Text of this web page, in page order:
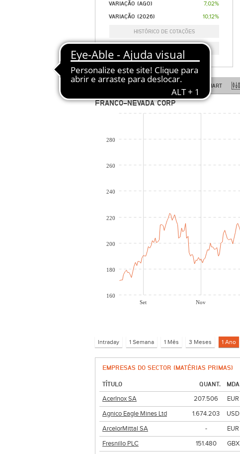
VARIAÇÃO (AGO) 7,02%
VARIAÇÃO (2026) 10,12%
HISTÓRICO DE COTAÇÕES
LINE CHART CANDLESTICK CHART
FRANCO-NEVADA CORP
Set Nov
160
180
200
220
240
260
280
EMPRESAS DO SECTOR (MATÉRIAS PRIMAS)
TÍTULO QUANT. MDA
AcerInox SA
207.506 EUR
Agnico Eagle Mines Ltd
1.674.203 USD
ArcelorMittal SA
- EUR
Fresnillo PLC
151.480 GBX